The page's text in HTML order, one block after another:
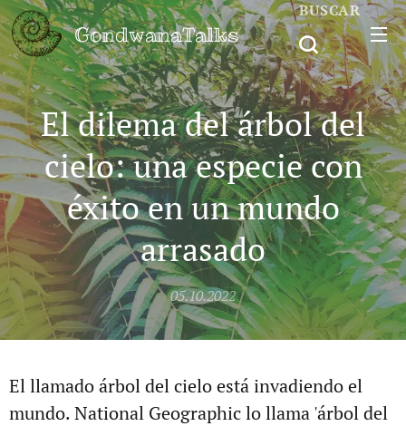
GondwanaTalks
BUSCAR
El dilema del árbol del
cielo: una especie con
éxito en un mundo
arrasado
05.10.2022
El llamado árbol del cielo está invadiendo el
mundo. National Geographic lo llama 'árbol del